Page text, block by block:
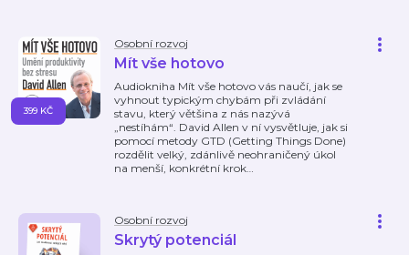
Osobní rozvoj
Mít vše hotovo
Audiokniha Mít vše hotovo vás naučí, jak se
vyhnout typickým chybám při zvládání
stavu, který většina z nás nazývá
„nestíhám“. David Allen v ní vysvětluje, jak si
pomocí metody GTD (Getting Things Done)
rozdělit velký, zdánlivě neohraničený úkol
na menší, konkrétní krok…
399 KČ
Osobní rozvoj
Skrytý potenciál